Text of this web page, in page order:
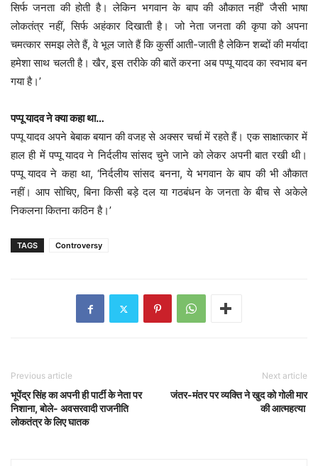
सिर्फ जनता की होती है। लेकिन भगवान के बाप की औकात नहीं’ जैसी भाषा
लोकतंत्र नहीं, सिर्फ अहंकार दिखाती है। जो नेता जनता की कृपा को अपना
चमत्कार समझ लेते हैं, वे भूल जाते हैं कि कुर्सी आती-जाती है लेकिन शब्दों की मर्यादा
हमेशा साथ चलती है। खैर, इस तरीके की बातें करना अब पप्पू यादव का स्वभाव बन
गया है।’
पप्पू यादव ने क्या कहा था…
पप्पू यादव अपने बेबाक बयान की वजह से अक्सर चर्चा में रहते हैं। एक साक्षात्कार में
हाल ही में पप्पू यादव ने निर्दलीय सांसद चुने जाने को लेकर अपनी बात रखी थी।
पप्पू यादव ने कहा था, ‘निर्दलीय सांसद बनना, ये भगवान के बाप की भी औकात
नहीं। आप सोचिए, बिना किसी बड़े दल या गठबंधन के जनता के बीच से अकेले
निकलना कितना कठिन है।’
TAGS Controversy
Previous article
भूपेंद्र सिंह का अपनी ही पार्टी के नेता पर
निशाना, बोले- अवसरवादी राजनीति
लोकतंत्र के लिए घातक
Next article
जंतर-मंतर पर व्यक्ति ने खुद को गोली मार
की आत्महत्या